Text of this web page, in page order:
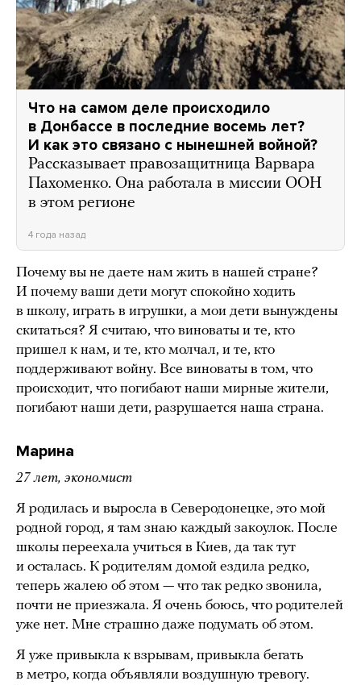
Что на самом деле происходило
в Донбассе в последние восемь лет?
И как это связано с нынешней войной?
Рассказывает правозащитница Варвара
Пахоменко. Она работала в миссии ООН
в этом регионе
4 года назад
Почему вы не даете нам жить в нашей стране?
И почему ваши дети могут спокойно ходить
в школу, играть в игрушки, а мои дети вынуждены
скитаться? Я считаю, что виноваты и те, кто
пришел к нам, и те, кто молчал, и те, кто
поддерживают войну. Все виноваты в том, что
происходит, что погибают наши мирные жители,
погибают наши дети, разрушается наша страна.
Марина
27 лет, экономист
Я родилась и выросла в Северодонецке, это мой
родной город, я там знаю каждый закоулок. После
школы переехала учиться в Киев, да так тут
и осталась. К родителям домой ездила редко,
теперь жалею об этом — что так редко звонила,
почти не приезжала. Я очень боюсь, что родителей
уже нет. Мне страшно даже подумать об этом.
Я уже привыкла к взрывам, привыкла бегать
в метро, когда объявляли воздушную тревогу.